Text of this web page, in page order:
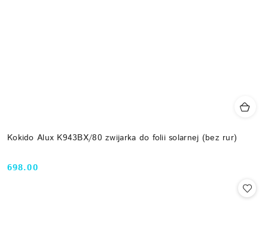
Kokido Alux K943BX/80 zwijarka do folii solarnej (bez rur)
Cena:
698.00